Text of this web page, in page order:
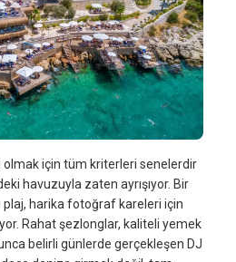
olmak için tüm kriterleri senelerdir
havuzuyla zaten ayrışıyor. Bir
harika fotoğraf kareleri için
Rahat şezlonglar, kaliteli yemek
belirli günlerde gerçekleşen DJ